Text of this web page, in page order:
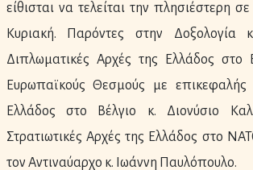
είθισται να τελείται την πλησιέστερη
Κυριακή. Παρόντες στην Δοξολογία
Διπλωματικές Αρχές της Ελλάδος στο
Ευρωπαϊκούς Θεσμούς με
Ελλάδος στο Βέλγιο κ. Διονύσιο
Στρατιωτικές Αρχές της Ελλάδος στο
τον Αντιναύαρχο κ. Ιωάννη Παυλόπουλο.